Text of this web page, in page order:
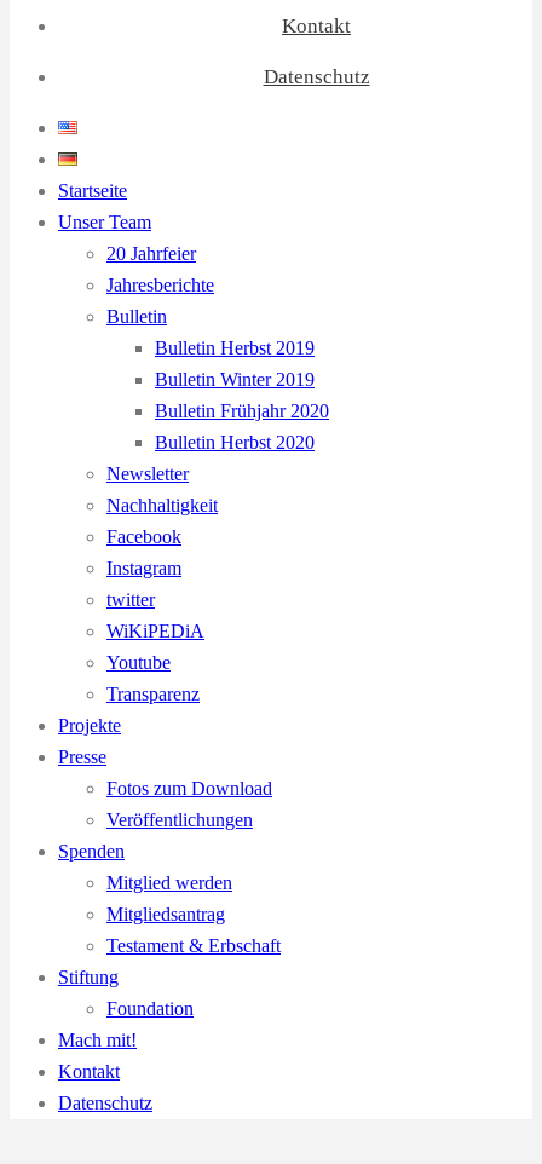
Kontakt
Datenschutz
Startseite
Unser Team
20 Jahrfeier
Jahresberichte
Bulletin
Bulletin Herbst 2019
Bulletin Winter 2019
Bulletin Frühjahr 2020
Bulletin Herbst 2020
Newsletter
Nachhaltigkeit
Facebook
Instagram
twitter
WiKiPEDiA
Youtube
Transparenz
Projekte
Presse
Fotos zum Download
Veröffentlichungen
Spenden
Mitglied werden
Mitgliedsantrag
Testament & Erbschaft
Stiftung
Foundation
Mach mit!
Kontakt
Datenschutz